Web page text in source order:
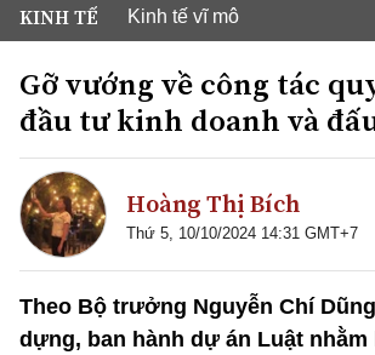
KINH TẾ Kinh tế vĩ mô
Gỡ vướng về công tác
đầu tư kinh doanh và
Hoàng Thị Bích
Thứ 5, 10/10/2024 14:31 GMT+7
Theo Bộ trưởng Nguyễn Chí
dựng, ban hành dự án Luật